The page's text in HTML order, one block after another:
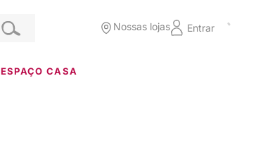
Nossas lojas Entrar
ESPAÇO CASA